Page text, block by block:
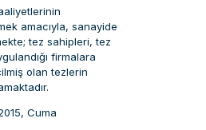
amacıyla, sanayide
tez sahipleri, tez
firmalara
olan tezlerin
Cuma